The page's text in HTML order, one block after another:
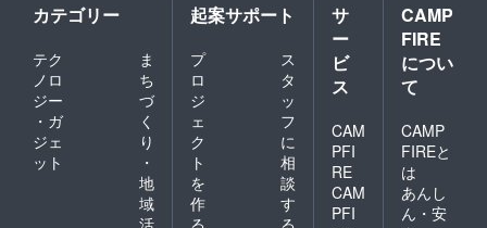
カテゴリー
テク
ノロ
ジー
・ガ
ジェ
ット
ま
ち
づ
く
り
・
地
域
活
起案サポート
プ
ロ
ジ
ェ
ク
ト
を
作
る
ス
タ
ッ
フ
に
相
談
す
る
サ
ー
ビ
ス
CAM
PFI
RE
CAM
PFI
CAMP
FIRE
につい
て
CAMP
FIREと
は
あんし
ん・安